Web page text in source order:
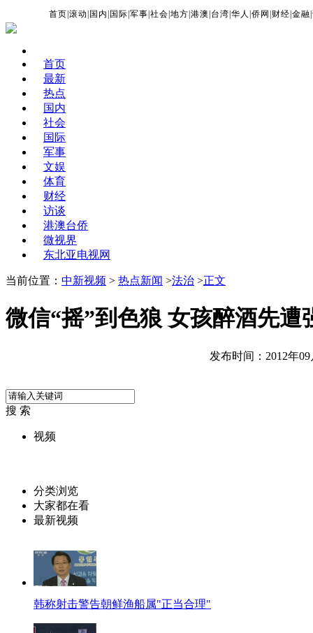
首页 |滚动 国内 国际 |军事 |社会 |地方 |港澳 台湾 |华人 |侨网 财经 |金融 |
首页
最新
热点
国内
社会
国际
军事
文娱
体育
财经
访谈
港澳台侨
微视界
东北亚电视网
当前位置： 中新视频 > 热点新闻 >法治 >正文
微信“摇”到色狼 女孩醉酒先遭
发布时间：2012年09
搜 索
视频
分类浏览
大家都在看
最新视频
韩称射击警告朝鲜渔船属"正当合理"